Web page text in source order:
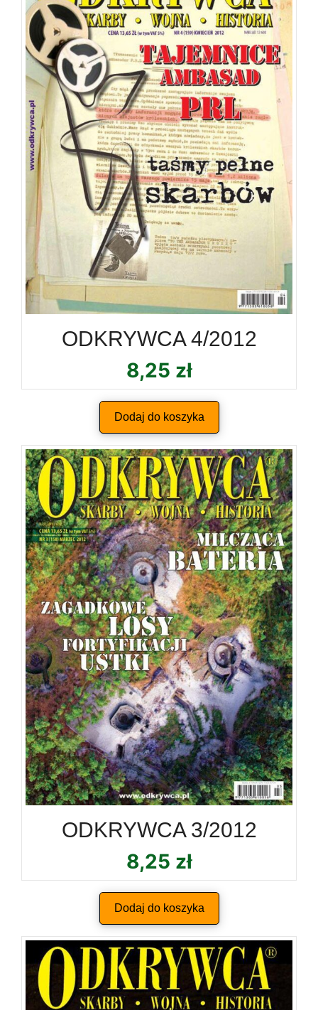
ODKRYWCA 4/2012
8,25 zł
Dodaj do koszyka
ODKRYWCA 3/2012
8,25 zł
Dodaj do koszyka